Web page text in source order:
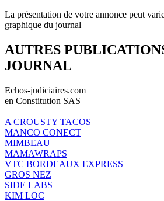
La présentation de votre annonce peut
graphique du journal
AUTRES
JOURNAL
Echos-judiciaires.com
en Constitution SAS
A CROUSTY TACOS
MANCO CONECT
MIMBEAU
MAMAWRAPS
VTC BORDEAUX EXPRESS
GROS NEZ
SIDE LABS
KIM LOC